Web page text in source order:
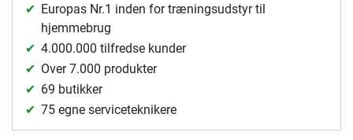
Europas Nr.1 inden for træningsudstyr til
hjemmebrug
4.000.000 tilfredse kunder
Over 7.000 produkter
69 butikker
75 egne serviceteknikere